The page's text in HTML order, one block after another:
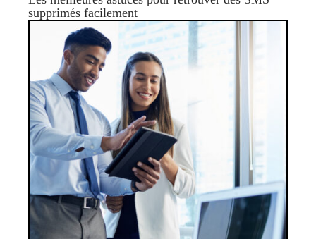
supprimés facilement